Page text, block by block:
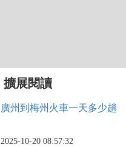
擴展閱讀
廣州到梅州火車一天多少趟
2025-10-20 08:57:32